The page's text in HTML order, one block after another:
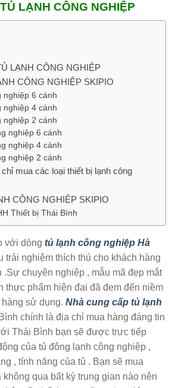
LẠNH CÔNG NGHIỆP
LẠNH CÔNG NGHIỆP
CÔNG NGHIỆP SKIPIO
nghiệp 6 cánh
nghiệp 4 cánh
nghiệp 2 cánh
nghiệp 6 cánh
nghiệp 4 cánh
nghiệp 2 cánh
mua các loại thiết bị lạnh công
CÔNG NGHIỆP SKIPIO
Thiết bị Thái Bình
với dòng tủ lạnh công nghiệp Hà
trải nghiệm thích thú cho khách hàng
chuyên nghiệp , mẫu mã đẹp mắt
thực phẩm hiện đại đã đem đến niềm
sử dụng. Nhà cung cấp tủ lạnh
chính là địa chỉ mua hàng đáng tin
Thái Bình bạn sẽ được trực tiếp
của tủ đông lạnh công nghiệp ,
, tính năng của tủ . Bạn sẽ mua
không qua bất kỳ trung gian nào nên